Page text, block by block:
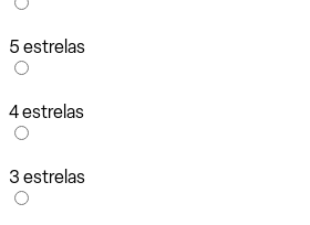
5 estrelas
4 estrelas
3 estrelas